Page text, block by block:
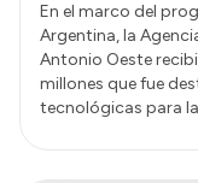
En el marco del
Argentina, la
Antonio Oeste
millones que fue
tecnológicas para